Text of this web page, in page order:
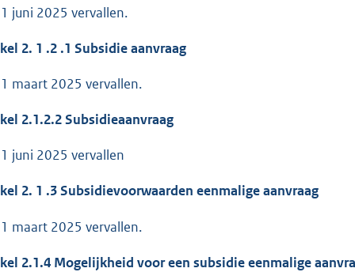
juni 2025 vervallen.
2. 1 .2.1 Subsidieaanvraag
maart 2025 vervallen.
2.1.2.2 Subsidieaanvraag
juni 2025 vervallen
2. 1 .3Subsidievoorwaarden eenmalige aanvraag
maart 2025 vervallen.
2.1.4 Mogelijkheid voor een subsidie eenmalige